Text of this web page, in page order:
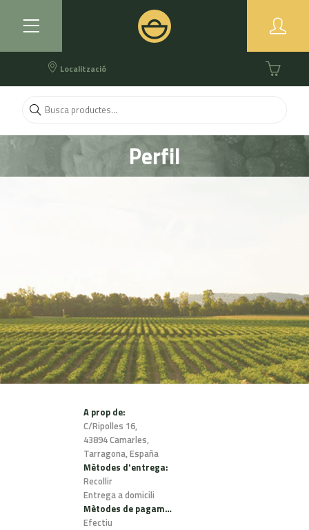
Localització
Perfil
A prop de:
C/Ripolles 16,
43894 Camarles,
Tarragona, España
Mètodes d'entrega:
Recollir
Entrega a domicili
Mètodes de pagament:
Efectiu